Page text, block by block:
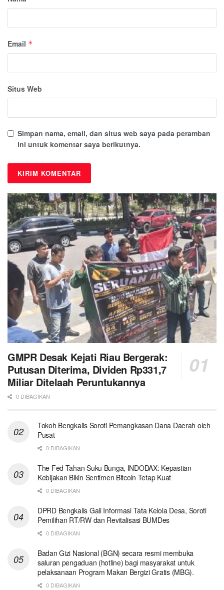
Email *
Situs Web
Simpan nama, email, dan situs web saya pada peramban
ini untuk komentar saya berikutnya.
GMPR Desak Kejati Riau Bergerak:
Putusan Diterima, Dividen Rp331,7
Miliar Ditelaah Peruntukannya
0 DIBAGIKAN
Tokoh Bengkalis Soroti Pemangkasan Dana Daerah oleh
Pusat
0 DIBAGIKAN
The Fed Tahan Suku Bunga, INDODAX: Kepastian
Kebijakan Bikin Sentimen Bitcoin Tetap Kuat
0 DIBAGIKAN
DPRD Bengkalis Gali Informasi Tata Kelola Desa, Soroti
Pemilihan RT/RW dan Revitalisasi BUMDes
0 DIBAGIKAN
Badan Gizi Nasional (BGN) secara resmi membuka
saluran pengaduan (hotline) bagi masyarakat untuk
pelaksanaan Program Makan Bergizi Gratis (MBG).
0 DIBAGIKAN